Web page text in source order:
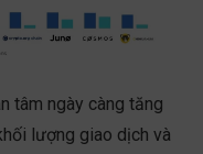
tâm ngày càng tăng
lượng giao dịch và